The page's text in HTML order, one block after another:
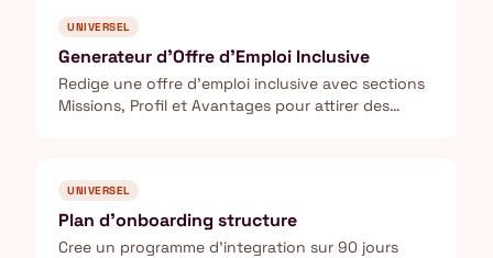
UNIVERSEL
Generateur d'Offre d'Emploi Inclusive
Redige une offre d'emploi inclusive avec sections
Missions, Profil et Avantages pour attirer des
UNIVERSEL
Plan d'onboarding structure
Cree un programme d'integration sur 90 jours